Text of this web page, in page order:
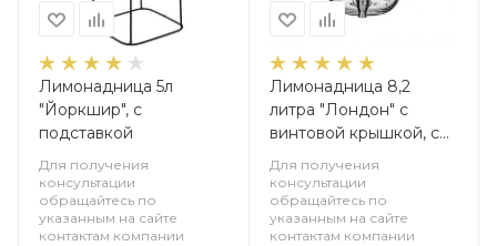
Лимонадница 5л
"Йоркшир", с
подставкой
Для получения
консультации
обращайтесь по
указанным на сайте
контактам компании
Лимонадница 8,2
литра "Лондон" с
винтовой крышкой, с
краном
Для получения
консультации
обращайтесь по
указанным на сайте
контактам компании